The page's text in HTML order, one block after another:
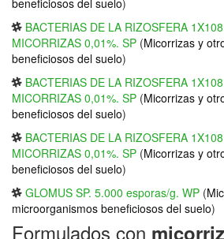
beneficiosos del suelo)
BACTERIAS DE LA RIZOSFERA
MICORRIZAS 0,01%. SP (Micorrizas y
beneficiosos del suelo)
BACTERIAS DE LA RIZOSFERA
MICORRIZAS 0,01%. SP (Micorrizas y
beneficiosos del suelo)
BACTERIAS DE LA RIZOSFERA
MICORRIZAS 0,01%. SP (Micorrizas y
beneficiosos del suelo)
GLOMUS SP. 5.000 esporas/g. WP (
microorganismos beneficiosos del suelo)
Formulados con